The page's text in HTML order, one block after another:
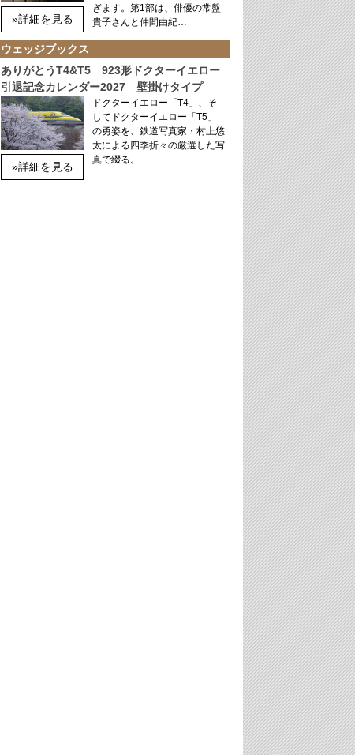
»詳細を見る
ぎます。第1部は、俳優の常盤
貴子さんと仲間由紀…
ウェッジブックス
ありがとうT4&T5 923形ドクターイエロー
引退記念カレンダー2027 壁掛けタイプ
»詳細を見る
ドクターイエロー「T4」、そ
してドクターイエロー「T5」
の勇姿を、鉄道写真家・村上悠
太による四季折々の厳選した写
真で綴る。